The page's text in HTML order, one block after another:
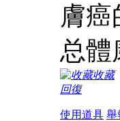
膚
总體
收藏
回復
使用道具 舉